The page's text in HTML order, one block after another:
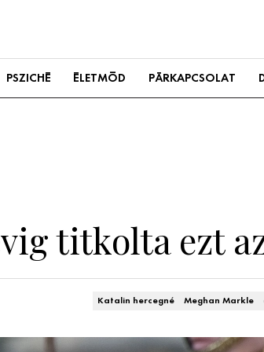
PSZICHÉ ÉLETMÓD PÁRKAPCSOLAT
titkolta ezt
Katalin hercegné Meghan Markle